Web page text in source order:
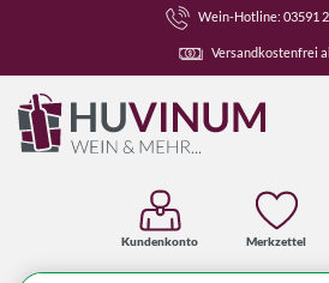
Wein-Hotline: 03591
Versandkostenfrei
Kundenkonto Merkzettel